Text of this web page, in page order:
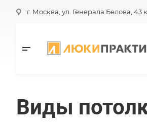
г. Москва, ул. Генерала Белова, 43
Виды